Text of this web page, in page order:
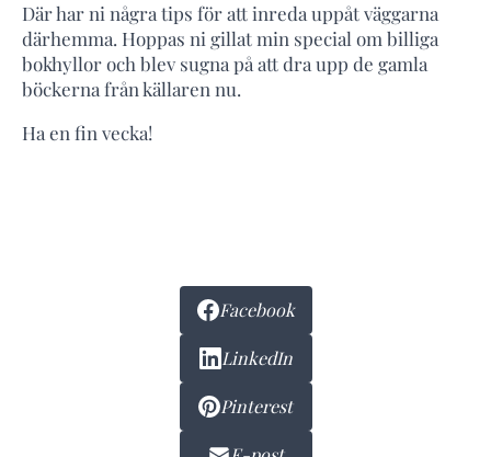
Där har ni några tips för att inreda uppåt väggarna
därhemma. Hoppas ni gillat min special om billiga
bokhyllor och blev sugna på att dra upp de gamla
böckerna från källaren nu.
Ha en fin vecka!
Facebook
LinkedIn
Pinterest